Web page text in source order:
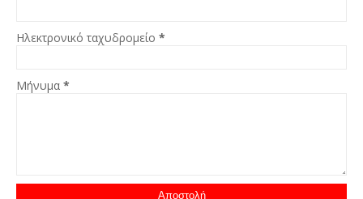
Ηλεκτρονικό ταχυδρομείο *
Μήνυμα *